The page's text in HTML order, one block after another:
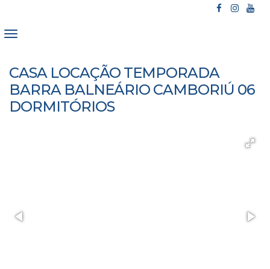
CASA LOCAÇÃO TEMPORADA
BARRA BALNEÁRIO CAMBORIÚ 06
DORMITÓRIOS